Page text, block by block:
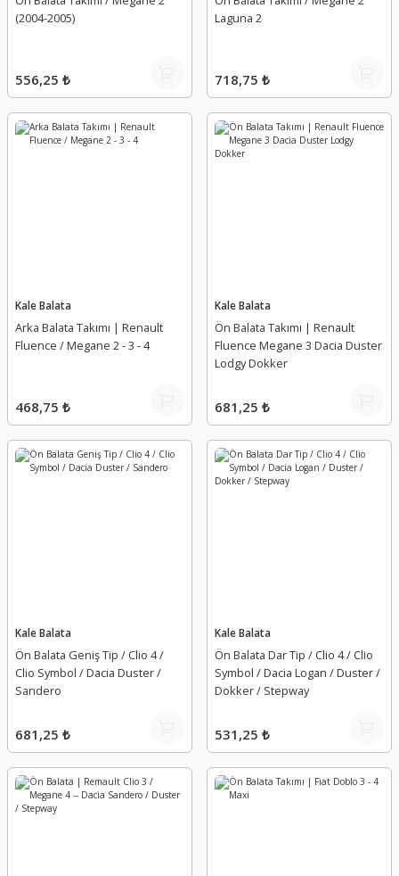
(2004-2005)
556,25 ₺
Laguna 2
718,75 ₺
Kale Balata
Arka Balata Takımı | Renault
Fluence / Megane 2 - 3 - 4
468,75 ₺
Kale Balata
Ön Balata Takımı | Renault
Fluence Megane 3 Dacia Duster
Lodgy Dokker
681,25 ₺
Kale Balata
Ön Balata Geniş Tip / Clio 4 /
Clio Symbol / Dacia Duster /
Sandero
681,25 ₺
Kale Balata
Ön Balata Dar Tip / Clio 4 / Clio
Symbol / Dacia Logan / Duster /
Dokker / Stepway
531,25 ₺